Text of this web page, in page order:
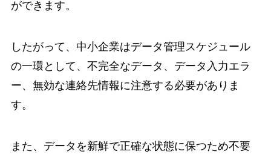
ができます。
したがって、中小企業はデータ管理スケジュール
の一環として、不完全なデータ、データ入力エラ
ー、無効な連絡先情報に注意する必要がありま
す。
また、データを新鮮で正確な状態に保つため不要